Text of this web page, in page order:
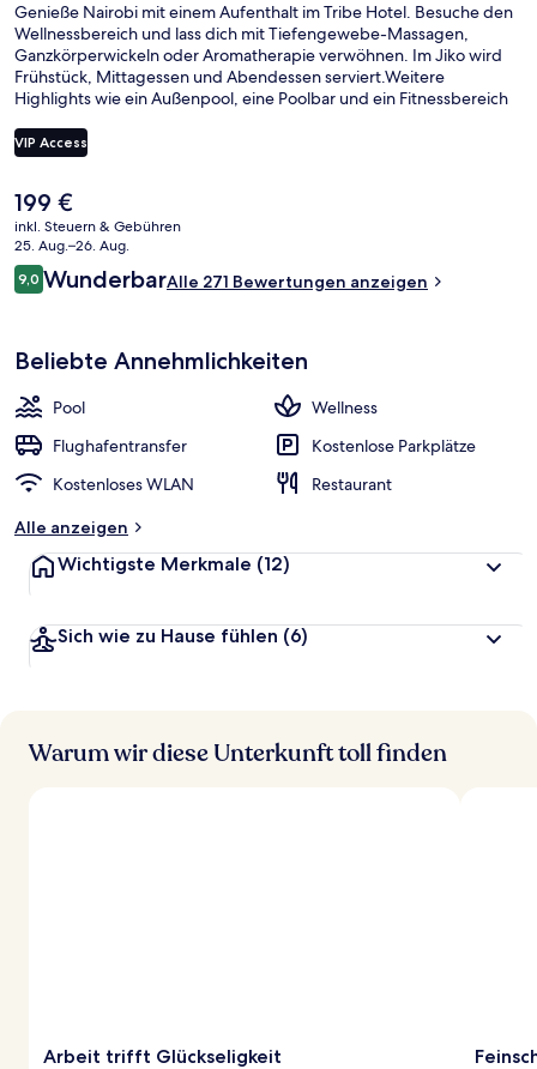
Genieße Nairobi mit einem Aufenthalt im Tribe Hotel. Besuche den
Wellnessbereich und lass dich mit Tiefengewebe-Massagen,
Ganzkörperwickeln oder Aromatherapie verwöhnen. Im Jiko wird
Frühstück, Mittagessen und Abendessen serviert.Weitere
Highlights wie ein Außenpool, eine Poolbar und ein Fitnessbereich
Stil. Andere Reisende haben viel Gutes über das hilfsbereite
Personal zu berichten.
VIP Access
Der
aktuelle
Preis
beträgt
199 €.
199 €
inkl. Steuern & Gebühren
25. Aug.–26. Aug.
Bewertungen
9,09,0 von 10.
WunderbarAlle 271 Bewertungen anzeigen
Beliebte Annehmlichkeiten
Pool
Wellness
Flughafentransfer
Kostenlose Parkplätze
Kostenloses WLAN
Restaurant
Alle anzeigen
Wichtigste Merkmale (12)
Sich wie zu Hause fühlen (6)
Warum wir diese Unterkunft toll finden
Arbeit trifft Glückseligkeit